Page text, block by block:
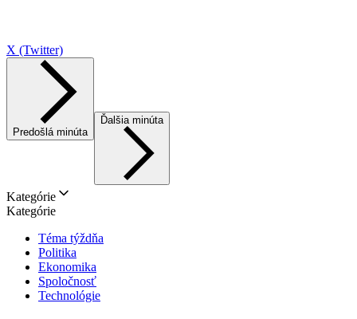
X (Twitter)
Predošlá minúta
Ďalšia minúta
Kategórie
Kategórie
Téma týždňa
Politika
Ekonomika
Spoločnosť
Technológie